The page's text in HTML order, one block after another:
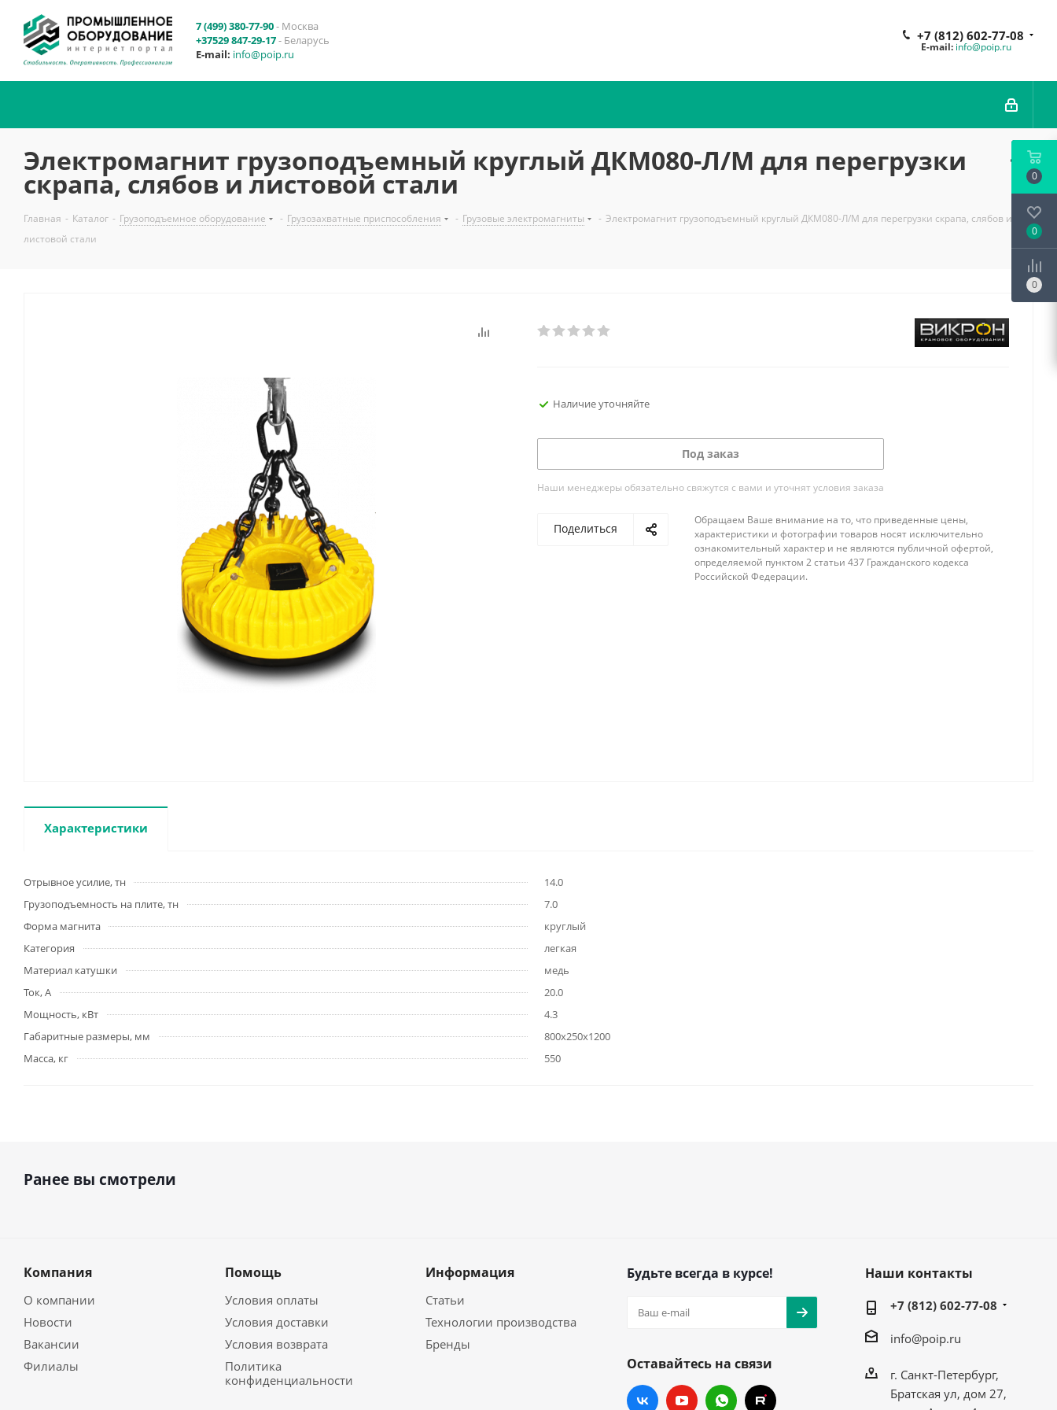
7 (499) 380-77-90- Москва
+37529 847-29-17- Беларусь
E-mail: info@poip.ru
+7 (812) 602-77-08
E-mail: info@poip.ru
Электромагнит грузоподъемный круглый ДКМ080-Л/М для перегрузки
скрапа, слябов и листовой стали
Главная - Каталог - Грузоподъемное оборудование - Грузозахватные приспособления - Грузовые электромагниты - Электромагнит грузоподъемный круглый ДКМ080-Л/М для перегрузки скрапа, слябов и
листовой стали
Наличие уточняйте
Под заказ
Наши менеджеры обязательно свяжутся с вами и уточнят условия заказа
Поделиться
Обращаем Ваше внимание на то, что приведенные цены,
характеристики и фотографии товаров носят исключительно
ознакомительный характер и не являются публичной офертой,
определяемой пунктом 2 статьи 437 Гражданского кодекса
Российской Федерации.
Характеристики
Отрывное усилие, тн
14.0
Грузоподъемность на плите, тн
7.0
Форма магнита
круглый
Категория
легкая
Материал катушки
медь
Ток, А
20.0
Мощность, кВт
4.3
Габаритные размеры, мм
800х250х1200
Масса, кг
550
Ранее вы смотрели
Компания
О компании
Новости
Вакансии
Филиалы
Помощь
Условия оплаты
Условия доставки
Условия возврата
Политика
конфиденциальности
Информация
Статьи
Технологии производства
Бренды
Будьте всегда в курсе!
Оставайтесь на связи
Наши контакты
+7 (812) 602-77-08
info@poip.ru
г. Санкт-Петербург,
Братская ул, дом 27,
0
0
0